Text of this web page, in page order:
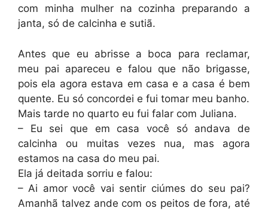
com minha mulher na cozinha preparando a
janta, só de calcinha e sutiã.
Antes que eu abrisse a boca para reclamar,
meu pai apareceu e falou que não brigasse,
pois ela agora estava em casa e a casa é bem
quente. Eu só concordei e fui tomar meu banho.
Mais tarde no quarto eu fui falar com Juliana.
– Eu sei que em casa você só andava de
calcinha ou muitas vezes nua, mas agora
estamos na casa do meu pai.
Ela já deitada sorriu e falou:
– Ai amor você vai sentir ciúmes do seu pai?
Amanhã talvez ande com os peitos de fora, até